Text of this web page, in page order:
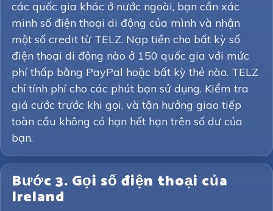
các quốc gia khác ở nước ngoài, bạn cần xác
minh số điện thoại di động của mình và nhận
một số credit từ TELZ. Nạp tiền cho bất kỳ số
điện thoại di động nào ở 150 quốc gia với mức
phí thấp bằng PayPal hoặc bất kỳ thẻ nào. TELZ
chỉ tính phí cho các phút bạn sử dụng. Kiểm tra
giá cước trước khi gọi, và tận hưởng giao tiếp
toàn cầu không có hạn hết hạn trên số dư của
bạn.
Bước 3. Gọi số điện thoại của
Ireland